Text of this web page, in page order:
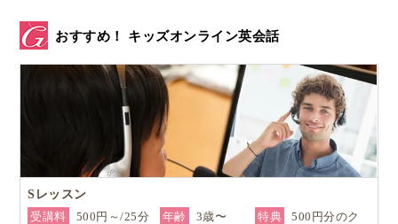
おすすめ！ キッズオンライン英会話
Sレッスン
受講料
500円～/25分 年齢 3歳〜 特典
500円分のク